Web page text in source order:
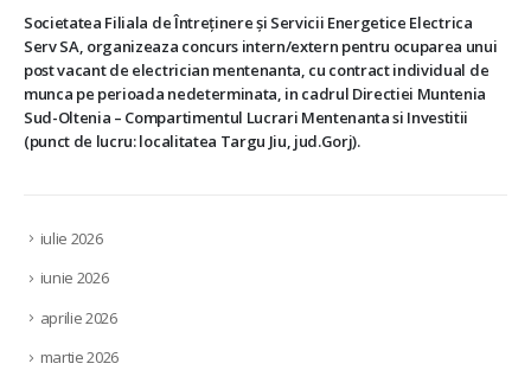
Societatea Filiala de Întreţinere şi Servicii Energetice Electrica
Serv SA, organizeaza concurs intern/extern pentru ocuparea unui
post vacant de electrician mentenanta, cu contract individual de
munca pe perioada nedeterminata, in cadrul Directiei Muntenia
Sud-Oltenia – Compartimentul Lucrari Mentenanta si Investitii
(punct de lucru: localitatea Targu Jiu, jud.Gorj).
iulie 2026
iunie 2026
aprilie 2026
martie 2026